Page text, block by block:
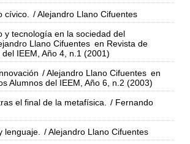
cívico.
/ Alejandro Llano Cifuentes
y tecnología en la sociedad del
Llano Cifuentes en Revista de
IEEM, Año 4, n.1 (2001)
/ Alejandro Llano Cifuentes en
Alumnos del IEEM, Año 6, n.2 (2003)
el final de la metafísica.
/ Fernando
lenguaje.
/ Alejandro Llano Cifuentes